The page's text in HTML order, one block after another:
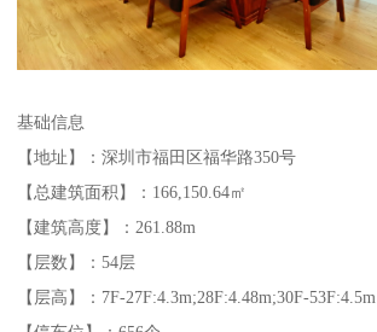
基础信息
【地址】：深圳市福田区福华路350号
【总建筑面积】：166,150.64㎡
【建筑高度】：261.88m
【层数】：54层
【层高】：7F-27F:4.3m;28F:4.48m;30F-53F:4.5m